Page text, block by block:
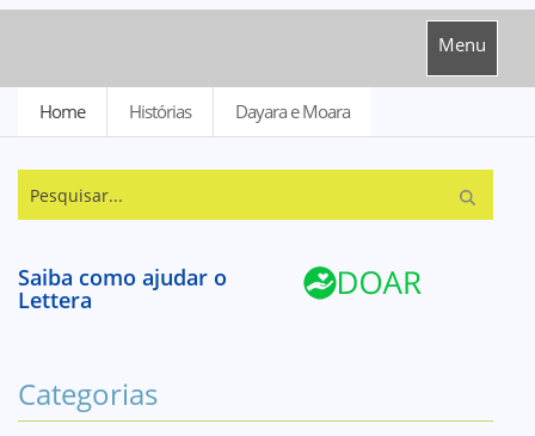
Menu
Home Histórias Dayara e Moara
Saiba como ajudar o
Lettera
Categorias